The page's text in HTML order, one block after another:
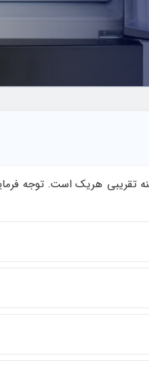
تقریبی هریک است. توجه